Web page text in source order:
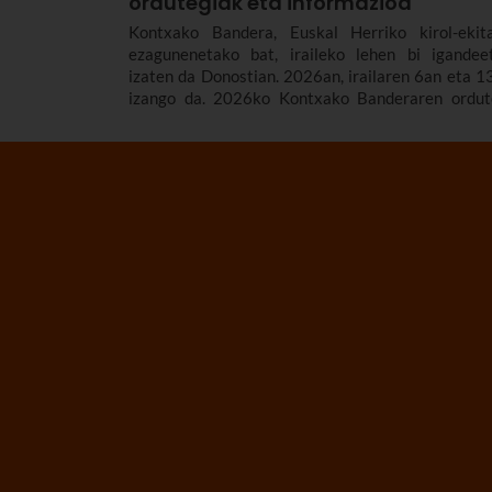
Kontxako Bandera, Euskal Herriko kirol-
ezagunenetako bat, iraileko lehen bi
izaten da Donostian. 2026an, irailaren 6an eta
izango da. 2026ko Kontxako Banderaren
nolakoak diren, noiz sortu ziren eta